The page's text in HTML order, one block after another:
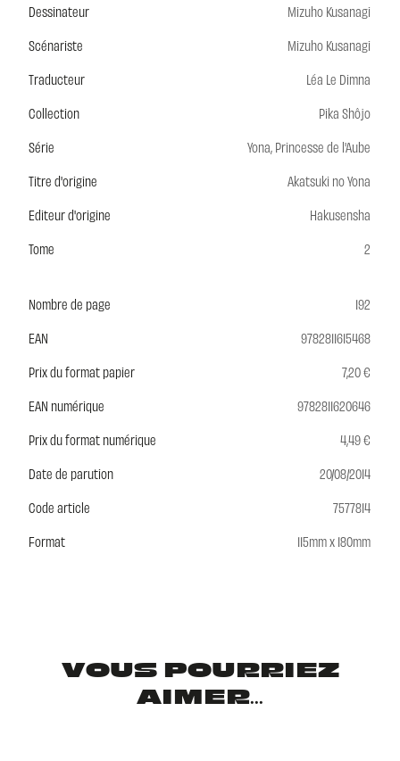
Dessinateur
Mizuho Kusanagi
Scénariste
Mizuho Kusanagi
Traducteur
Léa Le Dimna
Collection
Pika Shôjo
Série
Yona, Princesse de l'Aube
Titre d'origine
Akatsuki no Yona
Editeur d'origine
Hakusensha
Tome
2
Nombre de page
192
EAN
9782811615468
Prix du format papier
7,20 €
EAN numérique
9782811620646
Prix du format numérique
4,49 €
Date de parution
20/08/2014
Code article
7577814
Format
115mm x 180mm
VOUS POURRIEZ
AIMER...